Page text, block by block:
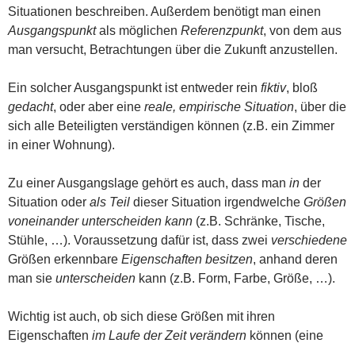
Situationen beschreiben. Außerdem benötigt man einen
Ausgangspunktals möglichen Referenzpunkt, von dem aus
man versucht, Betrachtungen über die Zukunft anzustellen.
Ein solcher Ausgangspunkt ist entweder rein fiktiv, bloß
gedacht, oder aber eine reale, empirische Situation, über die
sich alle Beteiligten verständigen können (z.B. ein Zimmer
in einer Wohnung).
Zu einer Ausgangslage gehört es auch, dass man in der
Situation oder als Teil dieser Situation irgendwelche Größen
voneinander unterscheiden kann (z.B. Schränke, Tische,
Stühle, …). Voraussetzung dafür ist, dass zwei verschiedene
Größen erkennbare Eigenschaften besitzen, anhand deren
man sie unterscheiden kann (z.B. Form, Farbe, Größe, …).
Wichtig ist auch, ob sich diese Größen mit ihren
Eigenschaften im Laufe der Zeit verändern können (eine